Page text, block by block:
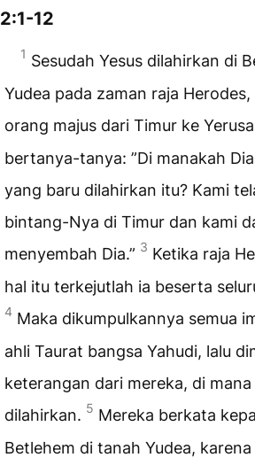
2:1-12
1 Sesudah Yesus dilahirkan di
Yudea pada zaman raja
orang majus dari Timur ke
bertanya-tanya: ”Di manakah
yang baru dilahirkan itu? Kami
bintang-Nya di Timur dan kami
menyembah Dia.” 3 Ketika raja
hal itu terkejutlah ia beserta
4 Maka dikumpulkannya semua
ahli Taurat bangsa Yahudi, lalu
keterangan dari mereka, di mana
dilahirkan. 5 Mereka berkata
Betlehem di tanah Yudea,